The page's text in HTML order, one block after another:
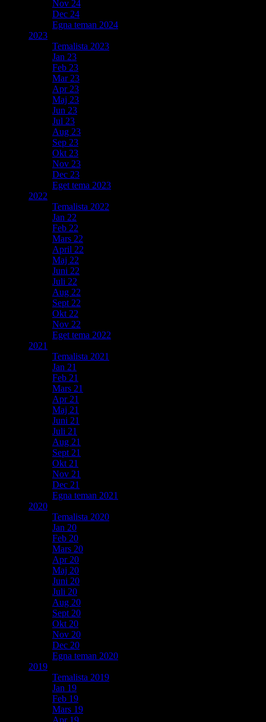
Nov 24
Dec 24
Egna teman 2024
2023
Temalista 2023
Jan 23
Feb 23
Mar 23
Apr 23
Maj 23
Jun 23
Jul 23
Aug 23
Sep 23
Okt 23
Nov 23
Dec 23
Eget tema 2023
2022
Temalista 2022
Jan 22
Feb 22
Mars 22
April 22
Maj 22
Juni 22
Juli 22
Aug 22
Sept 22
Okt 22
Nov 22
Eget tema 2022
2021
Temalista 2021
Jan 21
Feb 21
Mars 21
Apr 21
Maj 21
Juni 21
Juli 21
Aug 21
Sept 21
Okt 21
Nov 21
Dec 21
Egna teman 2021
2020
Temalista 2020
Jan 20
Feb 20
Mars 20
Apr 20
Maj 20
Juni 20
Juli 20
Aug 20
Sept 20
Okt 20
Nov 20
Dec 20
Egna teman 2020
2019
Temalista 2019
Jan 19
Feb 19
Mars 19
Apr 19